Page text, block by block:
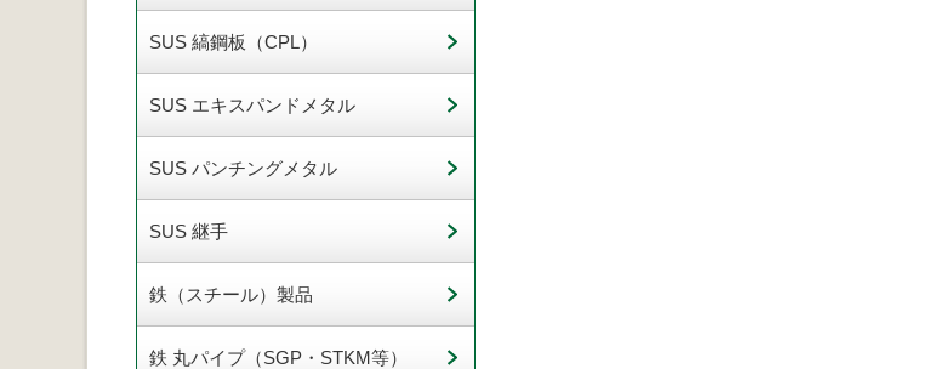
SUS 縞鋼板（CPL）
SUS エキスパンドメタル
SUS パンチングメタル
SUS 継手
鉄（スチール）製品
鉄 丸パイプ（SGP・STKM等）